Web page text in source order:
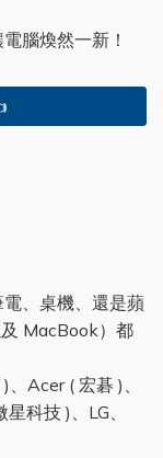
腦煥然一新！
、桌機、還是蘋
MacBook）都
Acer ( 宏碁 )、
科技 )、LG、